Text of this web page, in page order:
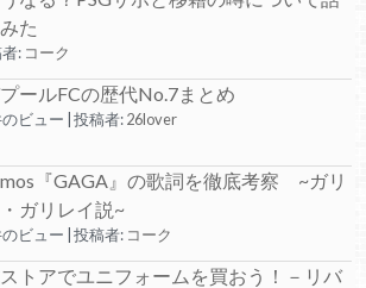
た
: コーク
ールFCの歴代No.7まとめ
ビュー 投稿者:26lover
『GAGA』の歌詞を徹底考察 ~ガリ
ガリレイ説~
ビュー 投稿者: コーク
トアでユニフォームを買おう！－リバ